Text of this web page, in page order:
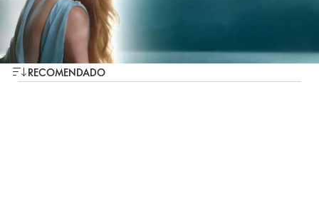
RECOMENDADO